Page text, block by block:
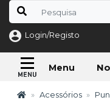
Login/Registo
Menu
Acessórios